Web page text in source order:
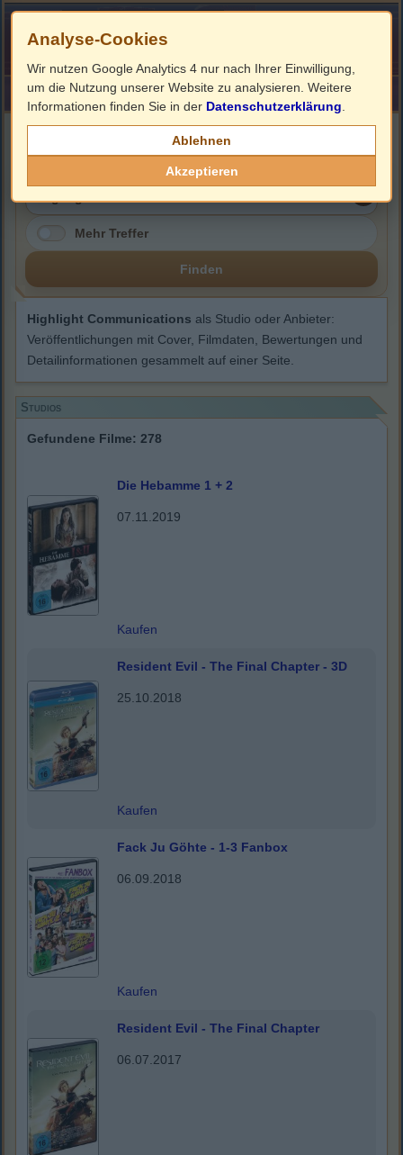
HOME ImpressumLinks
Highlight Communications
Mehr Treffer
Finden
Highlight Communications als Studio oder Anbieter:
Veröffentlichungen mit Cover, Filmdaten, Bewertungen und
Detailinformationen gesammelt auf einer Seite.
Studios
Gefundene Filme: 278
Die Hebamme 1 + 2
07.11.2019
Kaufen
Resident Evil - The Final Chapter - 3D
25.10.2018
Kaufen
Fack Ju Göhte - 1-3 Fanbox
06.09.2018
Kaufen
Resident Evil - The Final Chapter
06.07.2017
Analyse-Cookies
Wir nutzen Google Analytics 4 nur nach Ihrer Einwilligung,
um die Nutzung unserer Website zu analysieren. Weitere
Informationen finden Sie in der Datenschutzerklärung
Ablehnen
Akzeptieren